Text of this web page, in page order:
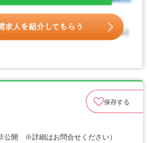
保存する
公開 ※詳細はお問合せください）